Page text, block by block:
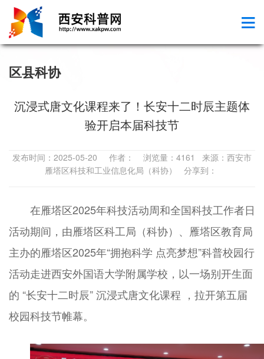
区县科协
沉浸式唐文化课程来了！长安十二时辰主题体
验开启本届科技节
发布时间：2025-05-20 作者： 浏览量：4161 来源：西安市
雁塔区科技和工业信息化局（科协） 分享到：
在雁塔区2025年科技活动周和全国科技工作者日
活动期间，由雁塔区科工局（科协）、雁塔区教育局
主办的雁塔区2025年“拥抱科学 点亮梦想”科普校园行
活动走进西安外国语大学附属学校，以一场别开生面
的 “长安十二时辰” 沉浸式唐文化课程 ，拉开第五届
校园科技节帷幕。